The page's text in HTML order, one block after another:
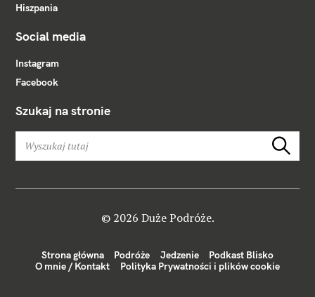
Hiszpania
Social media
Instagram
Facebook
Szukaj na stronie
Szukaj
Strona główna Podróże Jedzenie
Podkast Blisko
O mnie / Kontakt
Polityka Prywatności i plików cookie
© 2026 Duże Podróże.